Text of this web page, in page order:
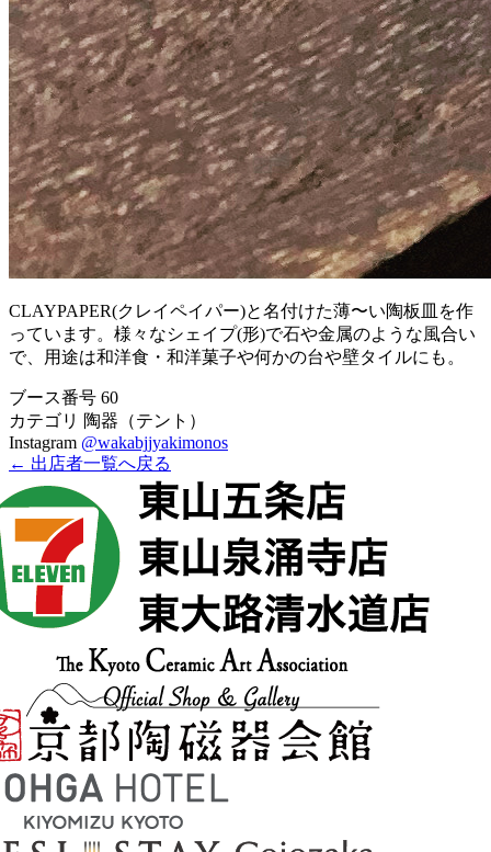
CLAYPAPER(クレイペイパー)と名付けた薄〜い陶板皿を作
っています。様々なシェイプ(形)で石や金属のような風合い
で、用途は和洋食・和洋菓子や何かの台や壁タイルにも。
ブース番号 60
カテゴリ 陶器（テント）
Instagram @wakabjjyakimonos
← 出店者一覧へ戻る